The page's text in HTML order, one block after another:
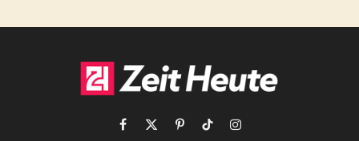
Facebook
X PinterestTikTokInstagram